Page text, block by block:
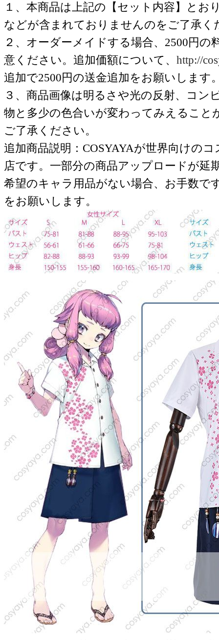
１、本商品は上記の【セット内容】とお
などが含まれておりませんのをご了承く
２、オーダーメイドする場合、2500円の
意ください。追加価額について、 http://
追加で2500円の送金追加をお願いします
３、商品画像は明るさや光の反射、コン
物と多少の色合いが変わってみえること
ご了承ください。
追加商品説明：COSYAYAが世界向けの
店です。一部分の商品アップロードが延
希望のキャラ用品がない場合、お手数で
をお願いします。